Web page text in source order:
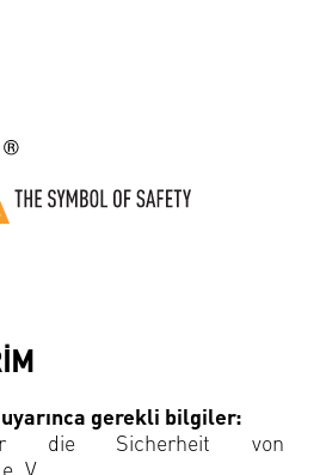
gerekli bilgiler:
die Sicherheit von
V.